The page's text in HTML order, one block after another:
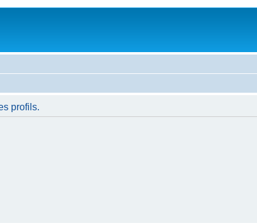
profils.